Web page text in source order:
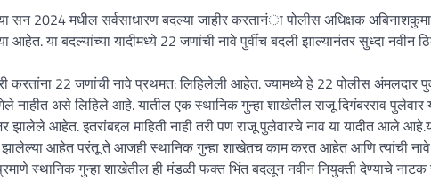
सन 2024 मधील सर्वसाधारण बदल्या जाहीर करतानंा पोलीस अधिक्षक
या बदल्यांच्या यादीमध्ये 22 जणांची नावे पुर्वीच बदली झाल्यानंतर सुध्दा नवीन
करतांना 22 जणांची नावे प्रथमत: लिहिलेली आहेत. ज्यामध्ये हे 22 पोलीस अंमलदार
नाहीत असे लिहिले आहे. यातील एक स्थानिक गुन्हा शाखेतील राजू दिगंबरराव पुलेवार
आहेत. इतरांबद्दल माहिती नाही तरी पण राजू पुलेवारचे नाव या यादीत आले
झालेल्या आहेत परंतू ते आजही स्थानिक गुन्हा शाखेतच काम करत आहेत आणि त्यांची
स्थानिक गुन्हा शाखेतील ही मंडळी फक्त भिंत बदलून नवीन नियुक्ती देण्याचे नाटक